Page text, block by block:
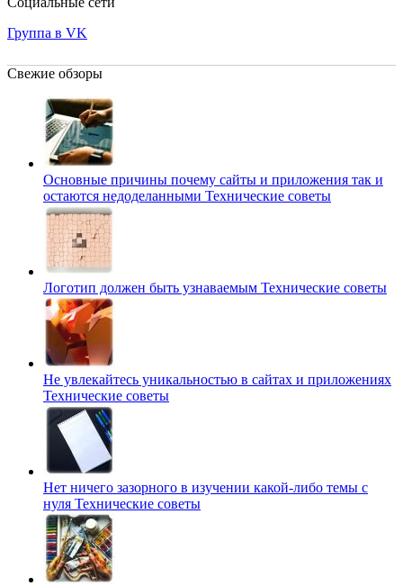
Группа в VK
Свежие обзоры
Основные причины почему сайты и приложения так и
остаются недоделанными Технические советы
Логотип должен быть узнаваемым Технические советы
Не увлекайтесь уникальностью в сайтах и приложениях
Технические советы
Нет ничего зазорного в изучении какой-либо темы с
нуля Технические советы